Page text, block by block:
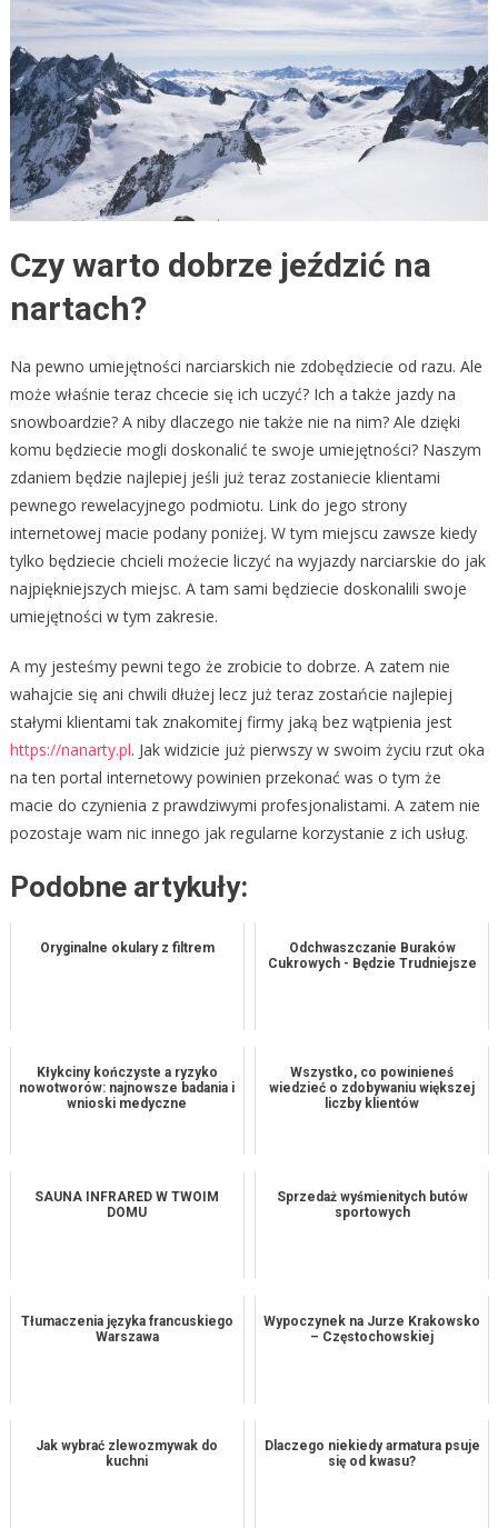
Czy warto dobrze jeździć na
nartach?
Na pewno umiejętności narciarskich nie zdobędziecie od razu. Ale
może właśnie teraz chcecie się ich uczyć? Ich a także jazdy na
snowboardzie? A niby dlaczego nie także nie na nim? Ale dzięki
komu będziecie mogli doskonalić te swoje umiejętności? Naszym
zdaniem będzie najlepiej jeśli już teraz zostaniecie klientami
pewnego rewelacyjnego podmiotu. Link do jego strony
internetowej macie podany poniżej. W tym miejscu zawsze kiedy
tylko będziecie chcieli możecie liczyć na wyjazdy narciarskie do jak
najpiękniejszych miejsc. A tam sami będziecie doskonalili swoje
umiejętności w tym zakresie.
A my jesteśmy pewni tego że zrobicie to dobrze. A zatem nie
wahajcie się ani chwili dłużej lecz już teraz zostańcie najlepiej
stałymi klientami tak znakomitej firmy jaką bez wątpienia jest
https://nanarty.pl. Jak widzicie już pierwszy w swoim życiu rzut oka
na ten portal internetowy powinien przekonać was o tym że
macie do czynienia z prawdziwymi profesjonalistami. A zatem nie
pozostaje wam nic innego jak regularne korzystanie z ich usług.
Podobne artykuły:
Oryginalne okulary z filtrem
Odchwaszczanie Buraków
Cukrowych - Będzie Trudniejsze
Kłykciny kończyste a ryzyko
nowotworów: najnowsze badania i
wnioski medyczne
Wszystko, co powinieneś
wiedzieć o zdobywaniu większej
liczby klientów
SAUNA INFRARED W TWOIM
DOMU
Sprzedaż wyśmienitych butów
sportowych
Tłumaczenia języka francuskiego
Warszawa
Wypoczynek na Jurze Krakowsko
– Częstochowskiej
Jak wybrać zlewozmywak do
kuchni
Dlaczego niekiedy armatura psuje
się od kwasu?